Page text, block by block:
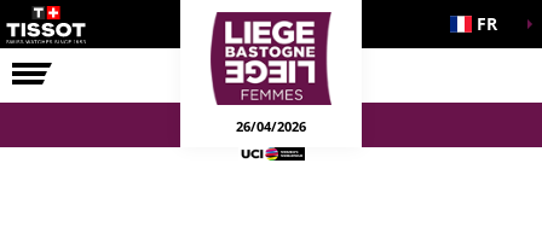
COURSE FR
26/04/2026